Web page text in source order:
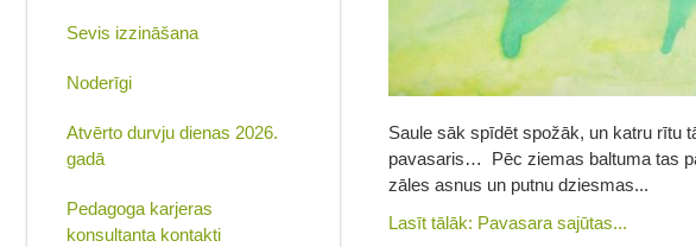
Sevis izzināšana
Noderīgi
Atvērto durvju dienas 2026.
gadā
Pedagoga karjeras
konsultanta kontakti
Saule sāk spīdēt spožāk, un katru rītu
pavasaris… Pēc ziemas baltuma tas
zāles asnus un putnu dziesmas...
Lasīt tālāk: Pavasara sajūtas...